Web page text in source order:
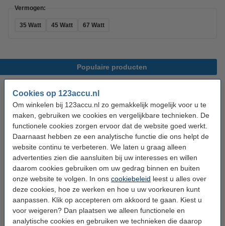
Cookies op 123accu.nl
Om winkelen bij 123accu.nl zo gemakkelijk mogelijk voor u te
maken, gebruiken we cookies en vergelijkbare technieken. De
functionele cookies zorgen ervoor dat de website goed werkt.
Daarnaast hebben ze een analytische functie die ons helpt de
website continu te verbeteren. We laten u graag alleen
advertenties zien die aansluiten bij uw interesses en willen
daarom cookies gebruiken om uw gedrag binnen en buiten
onze website te volgen. In ons cookiebeleid leest u alles over
deze cookies, hoe ze werken en hoe u uw voorkeuren kunt
aanpassen. Klik op accepteren om akkoord te gaan. Kiest u
voor weigeren? Dan plaatsen we alleen functionele en
analytische cookies en gebruiken we technieken die daarop
Vermogen:
35 Watt 45 Watt 67 Watt
Populaire producten
123accu Xtreme Power AAA /
MN2400 / LR03 alkaline batterij
€ 14,50 € 13,05
Inclusief 21%
BTW
123accu Xtreme Power
knoopcellen multipack
€ 5,95 € 5,36 Inclusief 21% BTW